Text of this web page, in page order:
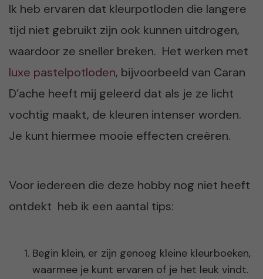
Ik heb ervaren dat kleurpotloden die langere
tijd niet gebruikt zijn ook kunnen uitdrogen,
waardoor ze sneller breken. Het werken met
luxe pastelpotloden, bijvoorbeeld van Caran
D’ache heeft mij geleerd dat als je ze licht
vochtig maakt, de kleuren intenser worden.
Je kunt hiermee mooie effecten creëren.
Voor iedereen die deze hobby nog niet heeft
ontdekt heb ik een aantal tips:
Begin klein, er zijn genoeg kleine kleurboeken,
waarmee je kunt ervaren of je het leuk vindt.